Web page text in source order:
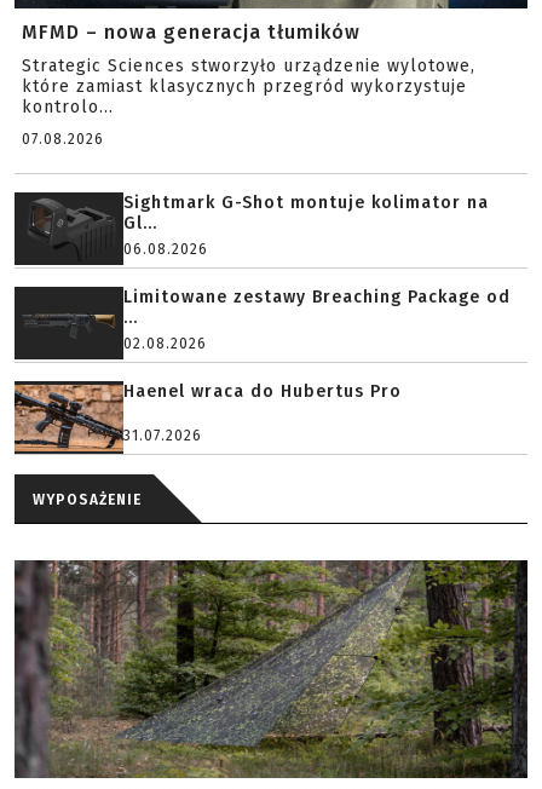
MFMD – nowa generacja tłumików
Strategic Sciences stworzyło urządzenie wylotowe,
które zamiast klasycznych przegród wykorzystuje
kontrolo...
07.08.2026
Sightmark G-Shot montuje kolimator na
Gl...
06.08.2026
Limitowane zestawy Breaching Package od
...
02.08.2026
Haenel wraca do Hubertus Pro
31.07.2026
WYPOSAŻENIE